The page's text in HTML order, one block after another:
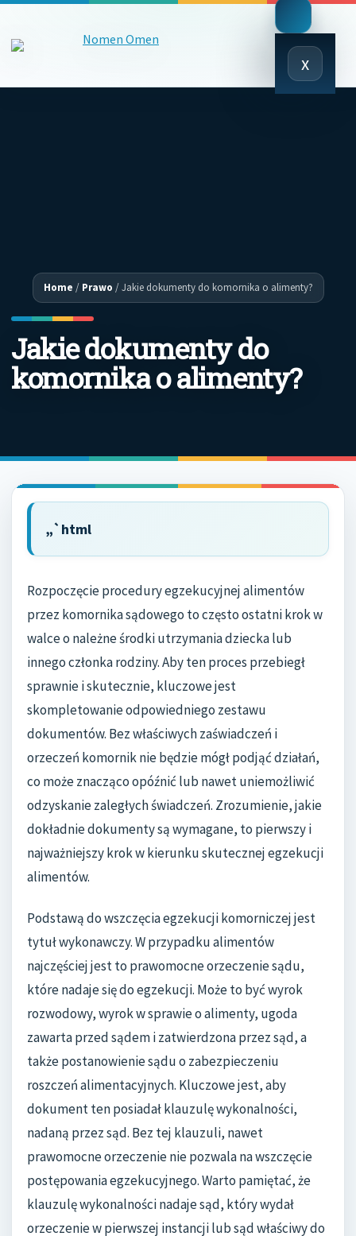
x
Close
Menu
Home / Prawo /Jakie dokumenty do komornika o alimenty?
Jakie dokumenty do
komornika o alimenty?
„`html
Rozpoczęcie procedury egzekucyjnej alimentów
przez komornika sądowego to często ostatni krok w
walce o należne środki utrzymania dziecka lub
innego członka rodziny. Aby ten proces przebiegł
sprawnie i skutecznie, kluczowe jest
skompletowanie odpowiedniego zestawu
dokumentów. Bez właściwych zaświadczeń i
orzeczeń komornik nie będzie mógł podjąć działań,
co może znacząco opóźnić lub nawet uniemożliwić
odzyskanie zaległych świadczeń. Zrozumienie, jakie
dokładnie dokumenty są wymagane, to pierwszy i
najważniejszy krok w kierunku skutecznej egzekucji
alimentów.
Podstawą do wszczęcia egzekucji komorniczej jest
tytuł wykonawczy. W przypadku alimentów
najczęściej jest to prawomocne orzeczenie sądu,
które nadaje się do egzekucji. Może to być wyrok
rozwodowy, wyrok w sprawie o alimenty, ugoda
zawarta przed sądem i zatwierdzona przez sąd, a
także postanowienie sądu o zabezpieczeniu
roszczeń alimentacyjnych. Kluczowe jest, aby
dokument ten posiadał klauzulę wykonalności,
nadaną przez sąd. Bez tej klauzuli, nawet
prawomocne orzeczenie nie pozwala na wszczęcie
postępowania egzekucyjnego. Warto pamiętać, że
klauzulę wykonalności nadaje sąd, który wydał
orzeczenie w pierwszej instancji lub sąd właściwy do